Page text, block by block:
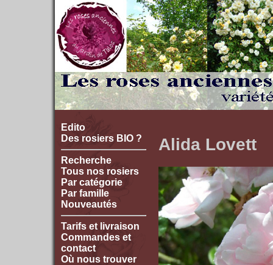
Edito
Des rosiers BIO ?
Recherche
Tous nos rosiers
Par catégorie
Par famille
Nouveautés
Tarifs et livraison
Commandes et
contact
Où nous trouver
Alida Lovett